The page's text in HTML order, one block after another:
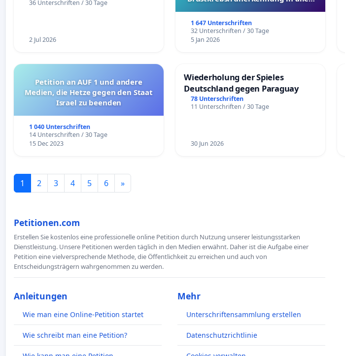
36 Unterschriften / 30 Tage
2 Jul 2026
1 647 Unterschriften
32 Unterschriften / 30 Tage
5 Jan 2026
Petition an AUF 1 und andere
Medien, die Hetze gegen den Staat
Israel zu beenden
1 040 Unterschriften
14 Unterschriften / 30 Tage
15 Dec 2023
Wiederholung der Spieles
Deutschland gegen Paraguay
78 Unterschriften
11 Unterschriften / 30 Tage
30 Jun 2026
1 2 3 4 5 6 »
Petitionen.com
Erstellen Sie kostenlos eine professionelle online Petition durch Nutzung unserer leistungsstarken
Dienstleistung. Unsere Petitionen werden täglich in den Medien erwähnt. Daher ist die Aufgabe einer
Petition eine vielversprechende Methode, die Öffentlichkeit zu erreichen und auch von
Entscheidungsträgern wahrgenommen zu werden.
Anleitungen
Wie man eine Online-Petition startet
Wie schreibt man eine Petition?
Mehr
Unterschriftensammlung erstellen
Datenschutzrichtlinie